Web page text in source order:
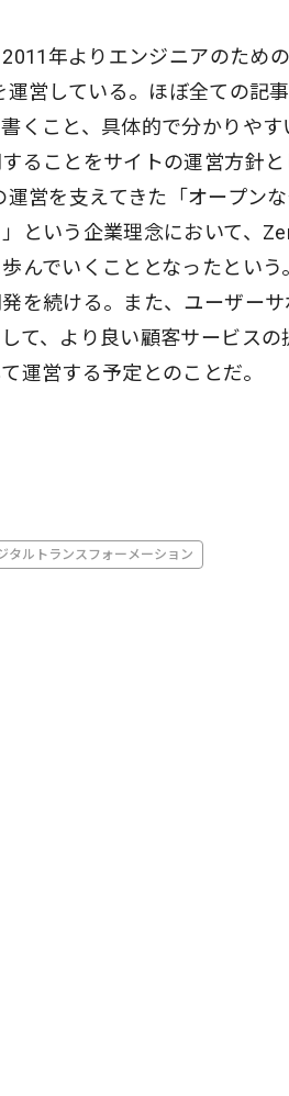
年よりエンジニアのため
運営している。ほぼ全ての記
くこと、具体的で分かりや
ることをサイトの運営方針
運営を支えてきた「オープン
という企業理念において、
んでいくこととなったとい
を続ける。また、ユーザー
て、より良い顧客サービス
運営する予定とのことだ。
タルトランスフォーメーション